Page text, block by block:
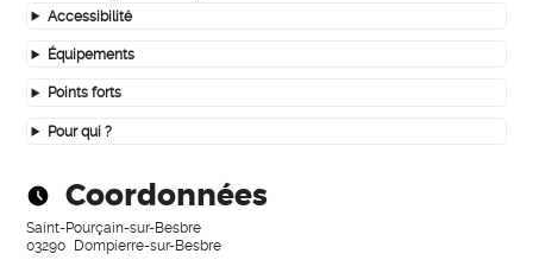
Accessibilité
Équipements
Points forts
Pour qui ?
Coordonnées
Saint-Pourçain-sur-Besbre
03290 Dompierre-sur-Besbre